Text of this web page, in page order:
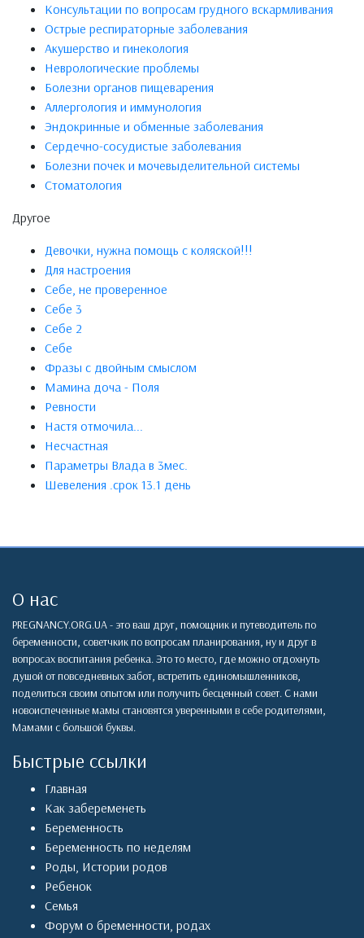
Консультации по вопросам грудного вскармливания
Острые респираторные заболевания
Акушерство и гинекология
Неврологические проблемы
Болезни органов пищеварения
Аллергология и иммунология
Эндокринные и обменные заболевания
Сердечно-сосудистые заболевания
Болезни почек и мочевыделительной системы
Стоматология
Другое
Девочки, нужна помощь с коляской!!!
Для настроения
Себе, не проверенное
Себе 3
Себе 2
Себе
Фразы с двойным смыслом
Мамина доча - Поля
Ревности
Настя отмочила...
Несчастная
Параметры Влада в 3мес.
Шевеления .срок 13.1 день
О нас
PREGNANCY.ORG.UA - это ваш друг, помощник и путеводитель по
беременности, советчкик по вопросам планирования, ну и друг в
вопросах воспитания ребенка. Это то место, где можно отдохнуть
душой от повседневных забот, встретить единомышленников,
поделиться своим опытом или получить бесценный совет. С нами
новоиспеченные мамы становятся уверенными в себе родителями,
Мамами с большой буквы.
Быстрые ссылки
Главная
Как забеременеть
Беременность
Беременность по неделям
Роды, Истории родов
Ребенок
Семья
Форум о бременности, родах